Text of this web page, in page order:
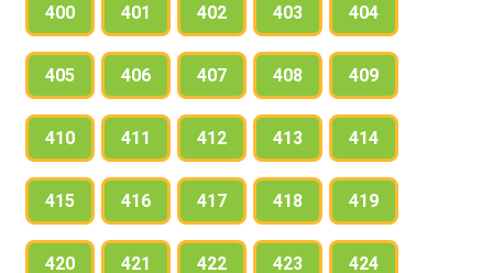
400 401 402 403 404
405 406 407 408 409
410 411 412 413 414
415 416 417 418 419
420 421 422 423 424